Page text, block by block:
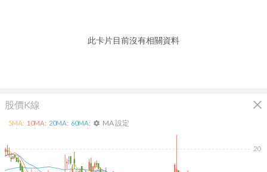
此卡片目前沒有相關資料
股價K線 close
20
5MA: 10MA: 20MA: 60MA: settings MA 設定